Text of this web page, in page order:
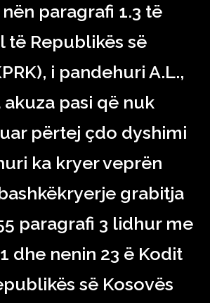
paragrafi 1.3 të
të Republikës së
i pandehuri A.L.,
pasi që nuk
përtej çdo dyshimi
ka kryer veprën
grabitja
paragrafi 3 lidhur me
dhe nenin 23 ë Kodit
së Kosovës